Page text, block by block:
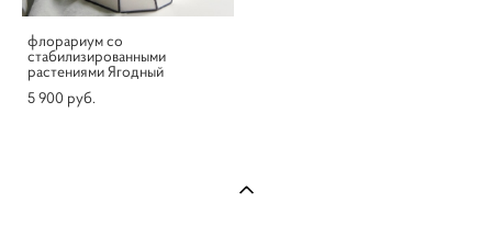
флорариум со
стабилизированными
растениями Ягодный
5 900 pуб.